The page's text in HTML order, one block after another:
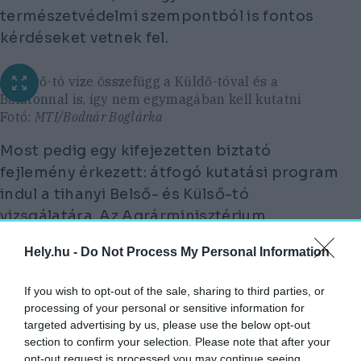
Hely.hu - Do Not Process My Personal Information
If you wish to opt-out of the sale, sharing to third parties, or
processing of your personal or sensitive information for
targeted advertising by us, please use the below opt-out
section to confirm your selection. Please note that after your
természetvédelmi szempontból is fontos
kérdéseket vetnek fel.
A Belső-tó vize összefügg a Küldő-tóval és a
Balatonnal is, így nem egymagában kell kutatni
Fotó: MTI/Bodnár Boglárka
Most pedig egy kifejezetten biztató
fejlemény érkezett: átfogó kutatási program
indul a tihanyi Belső- és Külső-tó
vizsgálatára. Az Agrárminisztérium
támogatásával létrejövő egyéves projektben
a Balaton-felvidéki Nemzeti Park
REN Balatoni Limnológiai Kutatóintézet és az
ELTE TTK hidrogeológus kutatói dolgoznak
együtt.